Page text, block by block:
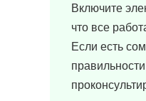
Включите
что все
Если есть